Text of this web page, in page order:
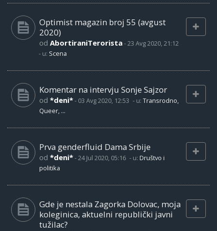
Optimist magazin broj 55 (avgust
2020)
od AbortiraniTerorista-23 Avg 2020, 21:12
- u: Scena
Komentar na intervju Sonje Sajzor
od *deni*- 03 Avg 2020, 12:53 - u: Transrodno,
Queer, ...
Prva genderfluid Dama Srbije
od *deni*-24 Jul 2020, 05:16 - u: Društvo i
politika
Gde je nestala Zagorka Dolovac, moja
koleginica, aktuelni republički javni
tužilac?